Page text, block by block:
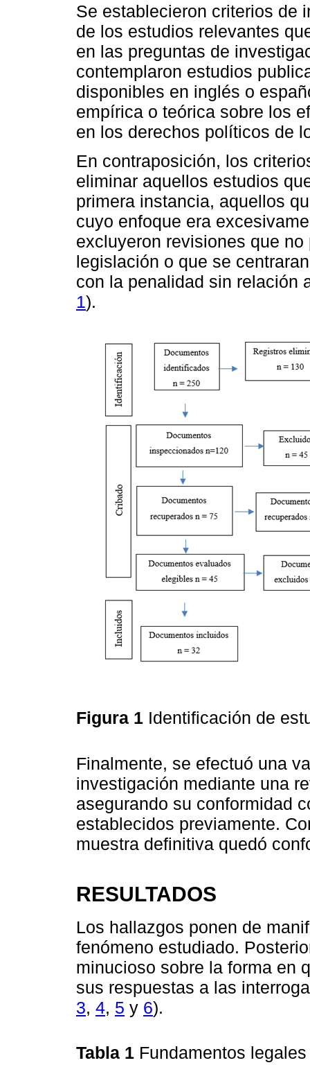
Se establecieron criterios de
de los estudios relevantes
en las preguntas de
contemplaron estudios
disponibles en inglés o
empírica o teórica sobre los
en los derechos políticos de
En contraposición, los
eliminar aquellos estudios
primera instancia, aquellos
cuyo enfoque era
excluyeron revisiones que
legislación o que se
con la penalidad sin relación
1).
Figura 1 Identificación de
Finalmente, se efectuó una
investigación mediante una
asegurando su conformidad
establecidos previamente.
muestra definitiva quedó
RESULTADOS
Los hallazgos ponen de
fenómeno estudiado.
minucioso sobre la forma en
sus respuestas a las
3, 4, 5 y 6).
Tabla 1 Fundamentos